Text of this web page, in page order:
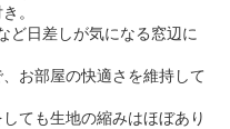
。
ど日差しが気になる窓辺に
お部屋の快適さを維持して
ても生地の縮みはほぼあり